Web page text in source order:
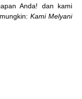
Anda! dan kami
Kami Melyani